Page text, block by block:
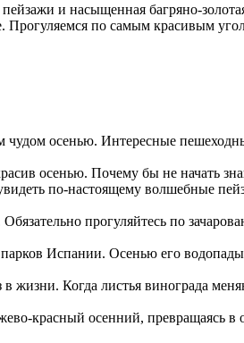
и насыщенная багряно-
по самым красивым
чудом осенью. Интересные
осенью. Почему бы не начать
по-настоящему волшебные
прогуляйтесь по
Испании. Осенью его
в жизни. Когда листья винограда
красный осенний, превращаясь